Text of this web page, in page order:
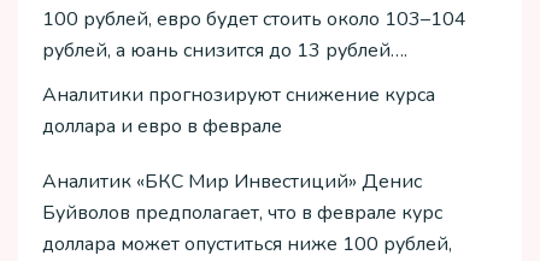
100 рублей, евро будет стоить около 103–104
рублей, а юань снизится до 13 рублей….
Аналитики прогнозируют снижение курса
доллара и евро в феврале
Аналитик «БКС Мир Инвестиций» Денис
Буйволов предполагает, что в феврале курс
доллара может опуститься ниже 100 рублей,